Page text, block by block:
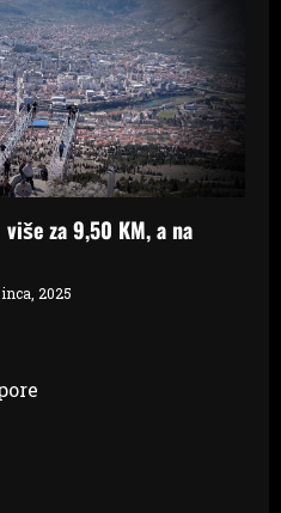
za 9,50 KM, a na
2025